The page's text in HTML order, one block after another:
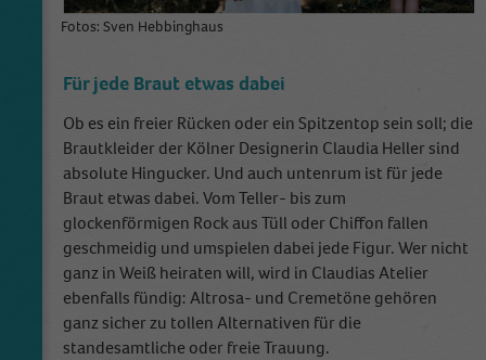
Fotos: Sven Hebbinghaus
Für jede Braut etwas dabei
Ob es ein freier Rücken oder ein Spitzentop sein soll; die
Brautkleider der Kölner Designerin Claudia Heller sind
absolute Hingucker. Und auch untenrum ist für jede
Braut etwas dabei. Vom Teller- bis zum
glockenförmigen Rock aus Tüll oder Chiffon fallen
geschmeidig und umspielen dabei jede Figur. Wer nicht
ganz in Weiß heiraten will, wird in Claudias Atelier
ebenfalls fündig: Altrosa- und Cremetöne gehören
ganz sicher zu tollen Alternativen für die
standesamtliche oder freie Trauung.